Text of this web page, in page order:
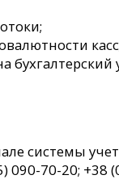
системы
090-70-20; +38